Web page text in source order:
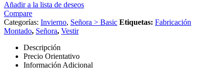
Añadir a la lista de deseos
Compare
Categorías: Invierno, Señora > Basic Etiquetas: Fabricación
Montado, Señora, Vestir
Descripción
Precio Orientativo
Información Adicional